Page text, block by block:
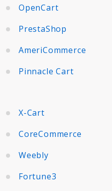
OpenCart
PrestaShop
AmeriCommerce
Pinnacle Cart
X-Cart
CoreCommerce
Weebly
Fortune3